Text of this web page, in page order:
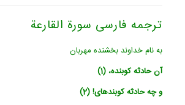
ترجمه فارسی سورة القارعة
به نام خداوند بخشنده مهربان
آن حادثه کوبنده، (1)
و چه حادثه کوبنده‏ای! (2)